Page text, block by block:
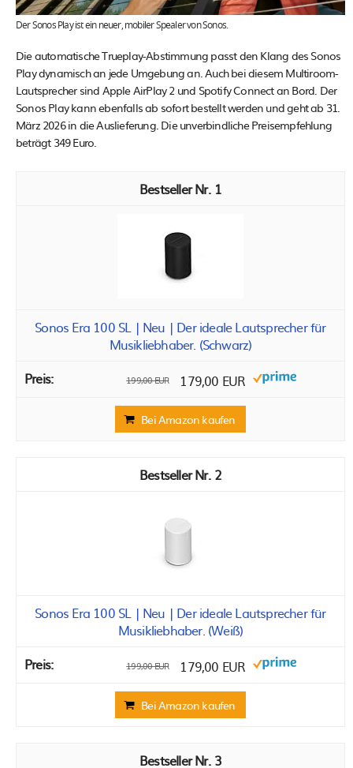
Der Sonos Play ist ein neuer, mobiler Spealer von Sonos.
Die automatische Trueplay-Abstimmung passt den Klang des Sonos
Play dynamisch an jede Umgebung an. Auch bei diesem Multiroom-
Lautsprecher sind Apple AirPlay 2 und Spotify Connect an Bord. Der
Sonos Play kann ebenfalls ab sofort bestellt werden und geht ab 31.
März 2026 in die Auslieferung. Die unverbindliche Preisempfehlung
beträgt 349 Euro.
1
Sonos Era 100 SL | Neu | Der ideale Lautsprecher für
Musikliebhaber. (Schwarz)
199,00 EUR 179,00 EUR
Bei Amazon kaufen
2
Sonos Era 100 SL | Neu | Der ideale Lautsprecher für
Musikliebhaber. (Weiß)
199,00 EUR 179,00 EUR
Bei Amazon kaufen
3